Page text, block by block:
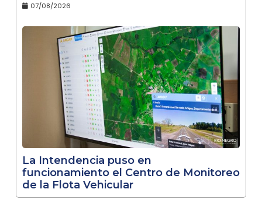
07/08/2026
La Intendencia puso en
funcionamiento el Centro de Monitoreo
de la Flota Vehicular